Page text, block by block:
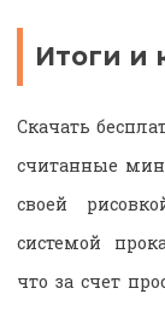
Итоги и
Скачать
считанные
своей
системой
что за счет